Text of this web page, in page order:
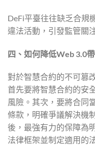
DeFi平臺往往缺乏合規
違法活動，引發監管關
四、如何降低Web 3.0
對於智慧合約的不可篡
首先要將智慧合約的安
風險。其次，要將合同
條款，明確爭議解決機
後，最強有力的保障為
法律框架並制定適用的